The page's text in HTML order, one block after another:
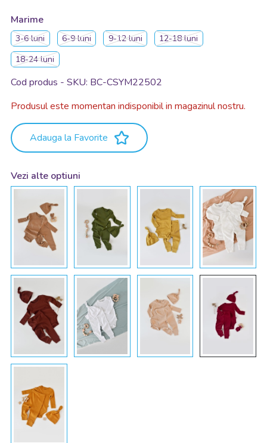
Marime
3-6 luni 6-9 luni 9-12 luni
12-18 luni
18-24 luni
Cod produs - SKU BC-CSYM22502
Produsul este momentan indisponibil in magazinul nostru.
Adauga la Favorite
Vezi alte optiuni